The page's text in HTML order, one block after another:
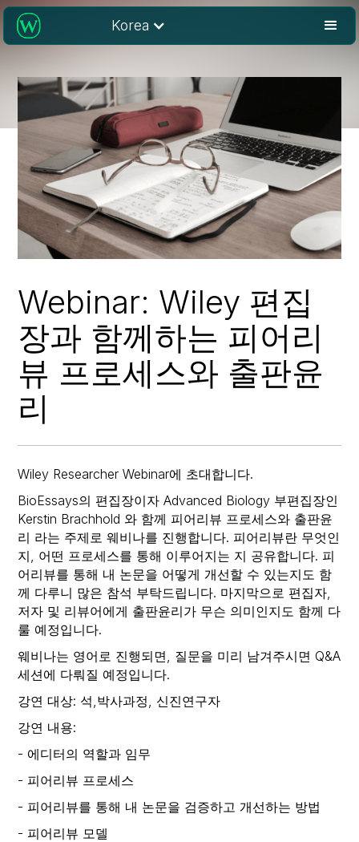
Korea
Webinar: Wiley 편집
장과 함께하는 피어리
뷰 프로세스와 출판윤
리
Wiley Researcher Webinar에 초대합니다.
BioEssays의 편집장이자 Advanced Biology 부편집장인
Kerstin Brachhold 와 함께 피어리뷰 프로세스와 출판윤
리 라는 주제로 웨비나를 진행합니다. 피어리뷰란 무엇인
지, 어떤 프로세스를 통해 이루어지는 지 공유합니다. 피
어리뷰를 통해 내 논문을 어떻게 개선할 수 있는지도 함
께 다루니 많은 참석 부탁드립니다. 마지막으로 편집자,
저자 및 리뷰어에게 출판윤리가 무슨 의미인지도 함께 다
룰 예정입니다.
웨비나는 영어로 진행되면, 질문을 미리 남겨주시면 Q&A
세션에 다뤄질 예정입니다.
강연 대상: 석,박사과정, 신진연구자
강연 내용:
- 에디터의 역할과 임무
- 피어리뷰 프로세스
- 피어리뷰를 통해 내 논문을 검증하고 개선하는 방법
- 피어리뷰 모델